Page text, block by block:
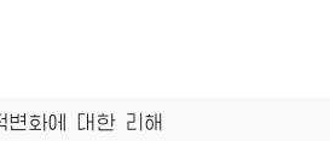
변화에 대한 리해